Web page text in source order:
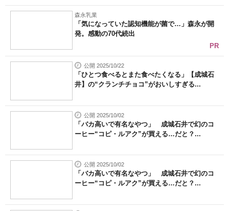
森永乳業
「気になっていた認知機能が菌で…」森永が開
発。感動の70代続出
PR
公開 2025/10/22
「ひとつ食べるとまた食べたくなる」【成城石
井】の“クランチチョコ”がおいしすぎる...
公開 2025/10/02
「バカ高いで有名なやつ」 成城石井で幻のコ
ーヒー“コピ・ルアク”が買える…だと？...
公開 2025/10/02
「バカ高いで有名なやつ」 成城石井で幻のコ
ーヒー“コピ・ルアク”が買える…だと？...